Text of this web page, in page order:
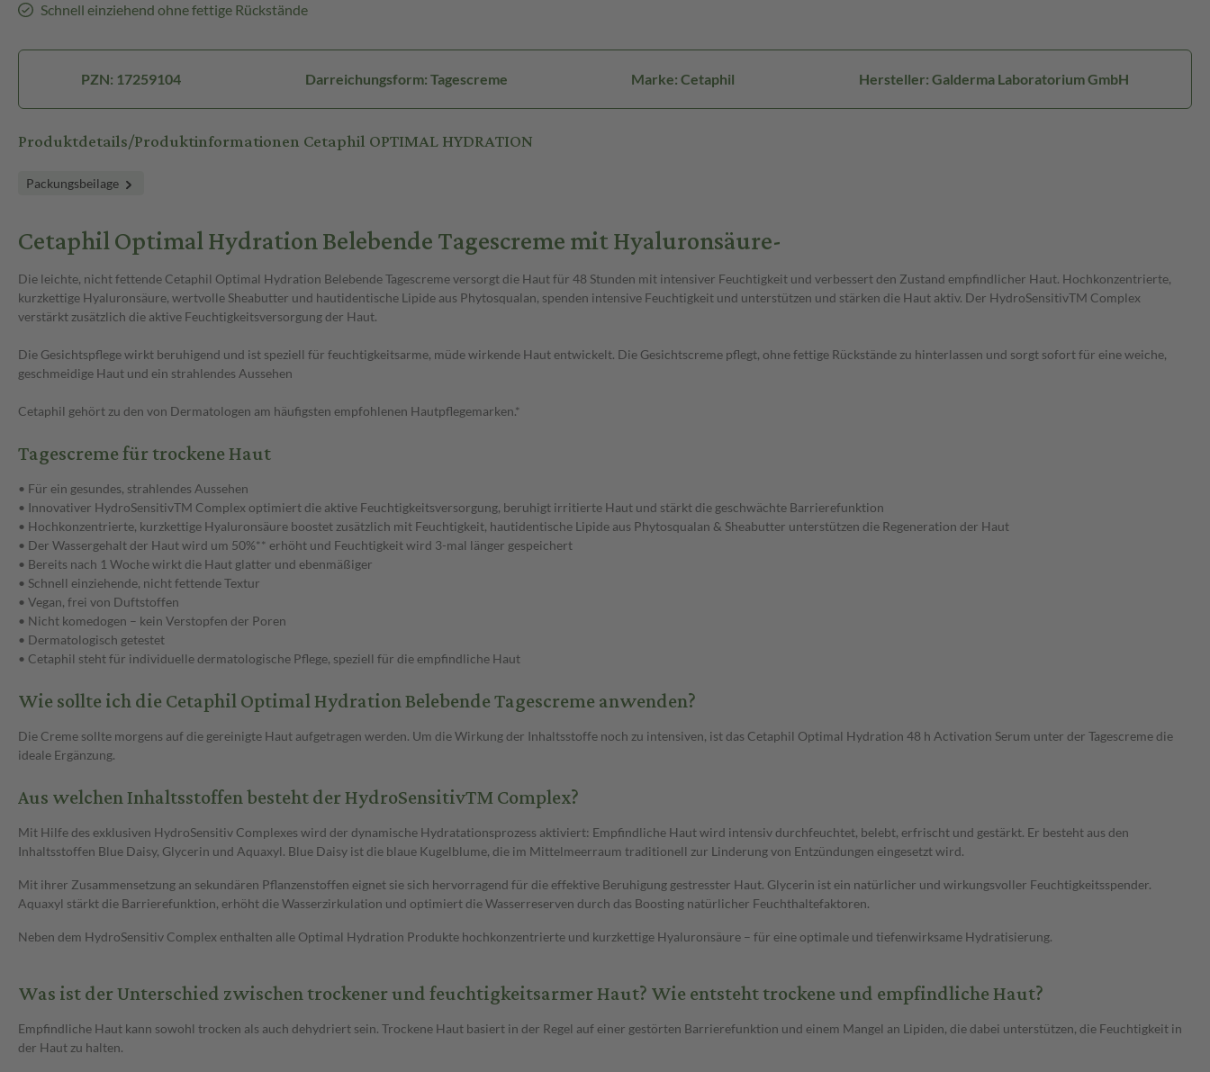
Schnell einziehend ohne fettige Rückstände
PZN: 17259104 Darreichungsform: Tagescreme Marke: Cetaphil Hersteller: Galderma Laboratorium GmbH
Produktdetails/Produktinformationen Cetaphil OPTIMAL HYDRATION
Packungsbeilage
Cetaphil Optimal Hydration Belebende Tagescreme mit Hyaluronsäure-
Die leichte, nicht fettende Cetaphil Optimal Hydration Belebende Tagescreme versorgt die Haut für 48 Stunden mit intensiver Feuchtigkeit und verbessert den Zustand empfindlicher Haut. Hochkonzentrierte,
kurzkettige Hyaluronsäure, wertvolle Sheabutter und hautidentische Lipide aus Phytosqualan, spenden intensive Feuchtigkeit und unterstützen und stärken die Haut aktiv. Der HydroSensitivTM Complex
verstärkt zusätzlich die aktive Feuchtigkeitsversorgung der Haut.
Die Gesichtspflege wirkt beruhigend und ist speziell für feuchtigkeitsarme, müde wirkende Haut entwickelt. Die Gesichtscreme pflegt, ohne fettige Rückstände zu hinterlassen und sorgt sofort für eine weiche,
geschmeidige Haut und ein strahlendes Aussehen
Cetaphil gehört zu den von Dermatologen am häufigsten empfohlenen Hautpflegemarken.*
Tagescreme für trockene Haut
• Für ein gesundes, strahlendes Aussehen
• Innovativer HydroSensitivTM Complex optimiert die aktive Feuchtigkeitsversorgung, beruhigt irritierte Haut und stärkt die geschwächte Barrierefunktion
• Hochkonzentrierte, kurzkettige Hyaluronsäure boostet zusätzlich mit Feuchtigkeit, hautidentische Lipide aus Phytosqualan & Sheabutter unterstützen die Regeneration der Haut
• Der Wassergehalt der Haut wird um 50%** erhöht und Feuchtigkeit wird 3-mal länger gespeichert
• Bereits nach 1 Woche wirkt die Haut glatter und ebenmäßiger
• Schnell einziehende, nicht fettende Textur
• Vegan, frei von Duftstoffen
• Nicht komedogen – kein Verstopfen der Poren
• Dermatologisch getestet
• Cetaphil steht für individuelle dermatologische Pflege, speziell für die empfindliche Haut
Wie sollte ich die Cetaphil Optimal Hydration Belebende Tagescreme anwenden?
Die Creme sollte morgens auf die gereinigte Haut aufgetragen werden. Um die Wirkung der Inhaltsstoffe noch zu intensiven, ist das Cetaphil Optimal Hydration 48 h Activation Serum unter der Tagescreme die
ideale Ergänzung.
Aus welchen Inhaltsstoffen besteht der HydroSensitivTM Complex?
Mit Hilfe des exklusiven HydroSensitiv Complexes wird der dynamische Hydratationsprozess aktiviert: Empfindliche Haut wird intensiv durchfeuchtet, belebt, erfrischt und gestärkt. Er besteht aus den
Inhaltsstoffen Blue Daisy, Glycerin und Aquaxyl. Blue Daisy ist die blaue Kugelblume, die im Mittelmeerraum traditionell zur Linderung von Entzündungen eingesetzt wird.
Mit ihrer Zusammensetzung an sekundären Pflanzenstoffen eignet sie sich hervorragend für die effektive Beruhigung gestresster Haut. Glycerin ist ein natürlicher und wirkungsvoller Feuchtigkeitsspender.
Aquaxyl stärkt die Barrierefunktion, erhöht die Wasserzirkulation und optimiert die Wasserreserven durch das Boosting natürlicher Feuchthaltefaktoren.
Neben dem HydroSensitiv Complex enthalten alle Optimal Hydration Produkte hochkonzentrierte und kurzkettige Hyaluronsäure – für eine optimale und tiefenwirksame Hydratisierung.
Was ist der Unterschied zwischen trockener und feuchtigkeitsarmer Haut? Wie entsteht trockene und empfindliche Haut?
Empfindliche Haut kann sowohl trocken als auch dehydriert sein. Trockene Haut basiert in der Regel auf einer gestörten Barrierefunktion und einem Mangel an Lipiden, die dabei unterstützen, die Feuchtigkeit in
der Haut zu halten.